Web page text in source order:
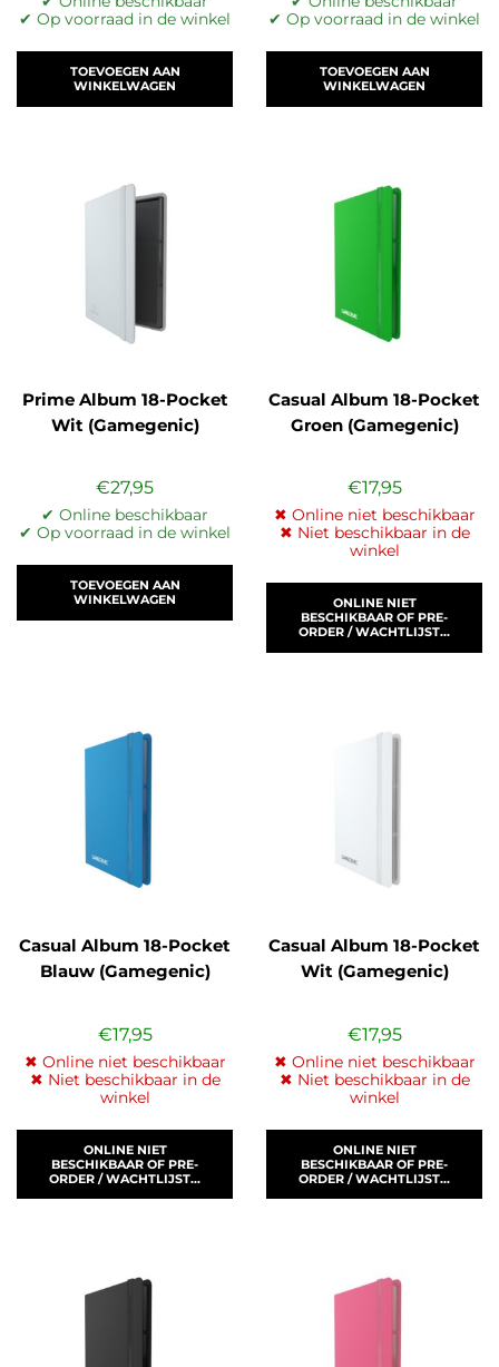
✔ Op voorraad in de winkel
TOEVOEGEN AAN
WINKELWAGEN
✔ Op voorraad in de winkel
TOEVOEGEN AAN
WINKELWAGEN
Prime Album 18-Pocket
Wit (Gamegenic)
€27,95
✔ Online beschikbaar
✔ Op voorraad in de winkel
TOEVOEGEN AAN
WINKELWAGEN
Casual Album 18-Pocket
Groen (Gamegenic)
€17,95
✖ Online niet beschikbaar
✖ Niet beschikbaar in de
winkel
ONLINE NIET
BESCHIKBAAR OF PRE-
ORDER / WACHTLIJST...
Casual Album 18-Pocket
Blauw (Gamegenic)
€17,95
✖ Online niet beschikbaar
✖ Niet beschikbaar in de
winkel
ONLINE NIET
BESCHIKBAAR OF PRE-
ORDER / WACHTLIJST...
Casual Album 18-Pocket
Wit (Gamegenic)
€17,95
✖ Online niet beschikbaar
✖ Niet beschikbaar in de
winkel
ONLINE NIET
BESCHIKBAAR OF PRE-
ORDER / WACHTLIJST...